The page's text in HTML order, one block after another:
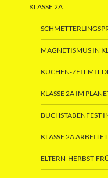
KLASSE 2A
MAGNETISMUS IN
KÜCHEN-ZEIT MIT
KLASSE 2A IM
BUCHSTABENFEST
KLASSE 2A
ELTERN-HERBST-